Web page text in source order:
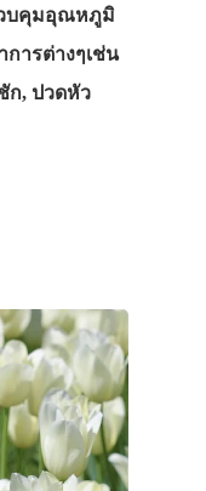
บคุมอุณหภูมิ
การต่างๆเช่น
ก, ปวดหัว